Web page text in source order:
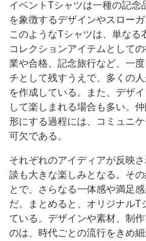
イベントTシャツは一種の記念
を象徴するデザインやスロー
このようなTシャツは、単な
コレクションアイテムとして
業や合格、記念旅行など、一
チとして残すうえで、多くの
を作成している。また、デザ
して楽しまれる場合も多い。
形にする過程には、コミュニ
可欠である。
それぞれのアイディアが反映
談も大きな楽しみとなる。そ
とで、さらなる一体感や満足
だ。まとめると、オリジナルT
ている。デザインや素材、制
のは、時代ごとの流行をきめ